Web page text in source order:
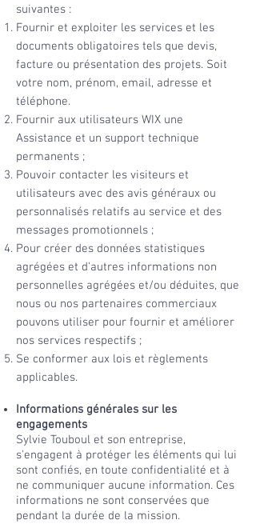
suivantes :
Fournir et exploiter les services et les
documents obligatoires tels que devis,
facture ou présentation des projets. Soit
votre nom, prénom, email, adresse et
téléphone.
Fournir aux utilisateurs WIX une
Assistance et un support technique
permanents ;
Pouvoir contacter les visiteurs et
utilisateurs avec des avis généraux ou
personnalisés relatifs au service et des
messages promotionnels ;
Pour créer des données statistiques
agrégées et d'autres informations non
personnelles agrégées et/ou déduites, que
nous ou nos partenaires commerciaux
pouvons utiliser pour fournir et améliorer
nos services respectifs ;
Se conformer aux lois et règlements
applicables.
Informations générales sur les
engagements
Sylvie Touboul et son entreprise,
s'engagent à protéger les éléments qui lui
sont confiés, en toute confidentialité et à
ne communiquer aucune information. Ces
informations ne sont conservées que
pendant la durée de la mission.